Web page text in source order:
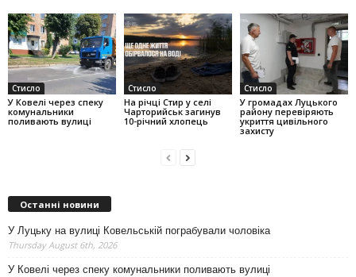
Стисло
У Ковелі через спеку
комунальники
поливають вулиці
Стисло
На річці Стир у селі
Чарторийськ загинув
10-річний хлопець
Стисло
У громадах Луцького
району перевіряють
укриття цивільного
захисту
Останні новини
У Луцьку на вулиці Ковельській пограбували чоловіка
Thursday August 6th, 2026
У Ковелі через спеку комунальники поливають вулиці